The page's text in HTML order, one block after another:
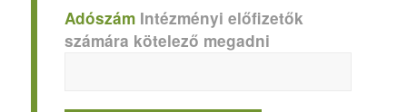
AdószámIntézményi előfizetők
számára kötelező megadni